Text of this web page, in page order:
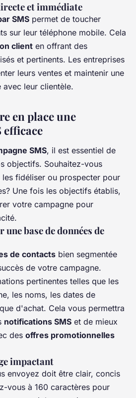
et immédiate
SMS permet de toucher
sur leur téléphone mobile. Cela
client en offrant des
et pertinents. Les entreprises
leurs ventes et maintenir une
leur clientèle.
en place une
efficace
SMS, il est essentiel de
objectifs. Souhaitez-vous
fidéliser ou prospecter pour
Une fois les objectifs établis,
votre campagne pour
une base de données de
de contacts bien segmentée
de votre campagne.
pertinentes telles que les
les noms, les dates de
d'achat. Cela vous permettra
notifications SMS et de mieux
des offres promotionnelles
impactant
envoyez doit être clair, concis
vous à 160 caractères pour